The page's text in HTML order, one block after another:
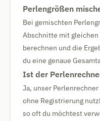
Perlengrößen
Bei gemischten
Abschnitte mit gleichen
berechnen und die
du eine genaue
Ist der
Ja, unser
ohne Registrierung
so oft du möchtest